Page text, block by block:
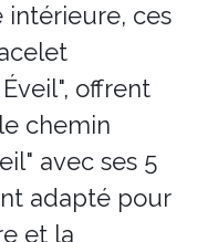
intérieure, ces
offrent
chemin
avec ses 5
adapté pour
et la